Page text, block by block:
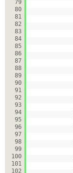
79
80
81
82
83
84
85
86
87
88
89
90
91
92
93
94
95
96
97
98
99
100
101
102